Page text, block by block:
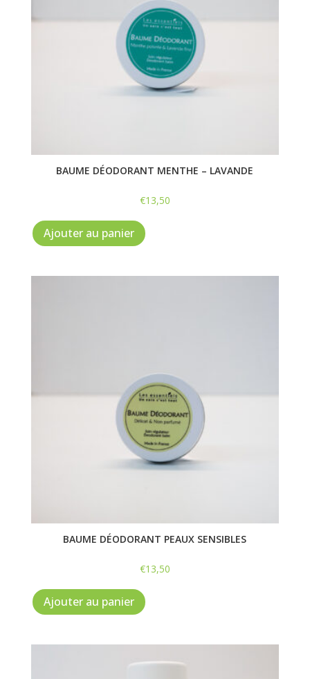
BAUME DÉODORANT MENTHE – LAVANDE
€13,50
Ajouter au panier
BAUME DÉODORANT PEAUX SENSIBLES
€13,50
Ajouter au panier